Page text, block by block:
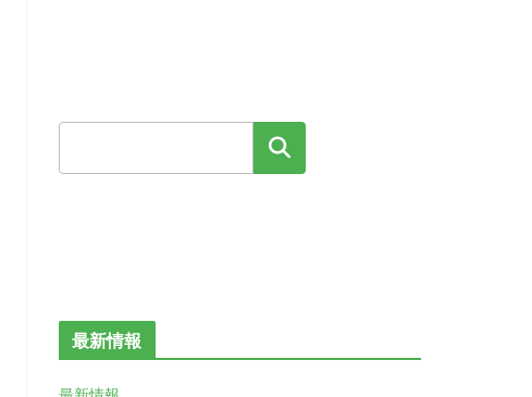
検索
最新情報